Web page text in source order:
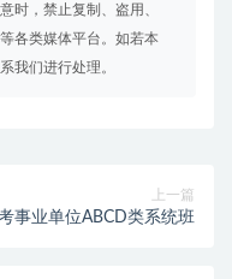
时，禁止复制、盗用、
各类媒体平台。如若本
我们进行处理。
上一篇
事业单位ABCD类系统班